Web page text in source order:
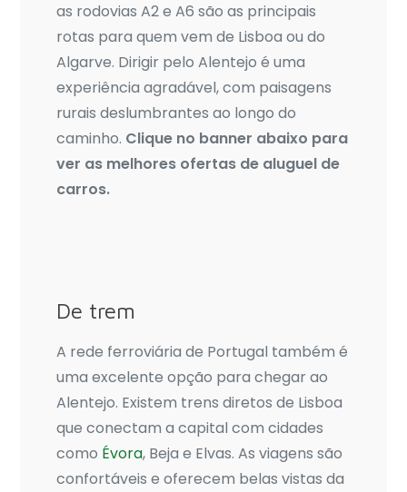
as rodovias A2 e A6 são as principais
rotas para quem vem de Lisboa ou do
Algarve. Dirigir pelo Alentejo é uma
experiência agradável, com paisagens
rurais deslumbrantes ao longo do
caminho. Clique no banner abaixo para
ver as melhores ofertas de aluguel de
carros.
De trem
A rede ferroviária de Portugal também é
uma excelente opção para chegar ao
Alentejo. Existem trens diretos de Lisboa
que conectam a capital com cidades
como Évora, Beja e Elvas. As viagens são
confortáveis e oferecem belas vistas da